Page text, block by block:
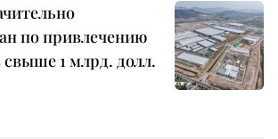
по привлечению
1 млрд. долл.